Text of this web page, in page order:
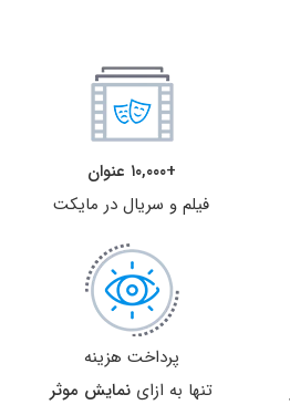
+۱۰,۰۰۰ عنوان
فیلم و سریال در مایکت
پرداخت هزینه
تنها به ازای نمایش موثر